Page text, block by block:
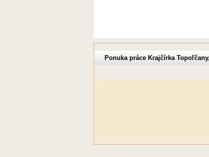
Ponuka práce Krajčírka